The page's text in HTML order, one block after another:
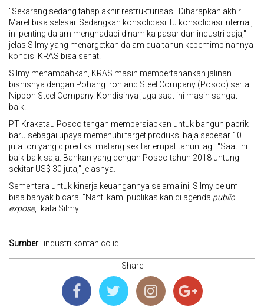
"Sekarang sedang tahap akhir restrukturisasi. Diharapkan akhir
Maret bisa selesai. Sedangkan konsolidasi itu konsolidasi internal,
ini penting dalam menghadapi dinamika pasar dan industri baja,"
jelas Silmy yang menargetkan dalam dua tahun kepemimpinannya
kondisi KRAS bisa sehat.
Silmy menambahkan, KRAS masih mempertahankan jalinan
bisnisnya dengan Pohang Iron and Steel Company (Posco) serta
Nippon Steel Company. Kondisinya juga saat ini masih sangat
baik.
PT Krakatau Posco tengah mempersiapkan untuk bangun pabrik
baru sebagai upaya memenuhi target produksi baja sebesar 10
juta ton yang diprediksi matang sekitar empat tahun lagi. "Saat ini
baik-baik saja. Bahkan yang dengan Posco tahun 2018 untung
sekitar US$ 30 juta," jelasnya.
Sementara untuk kinerja keuangannya selama ini, Silmy belum
bisa banyak bicara. "Nanti kami publikasikan di agenda public
expose," kata Silmy.
Sumber : industri.kontan.co.id
Share